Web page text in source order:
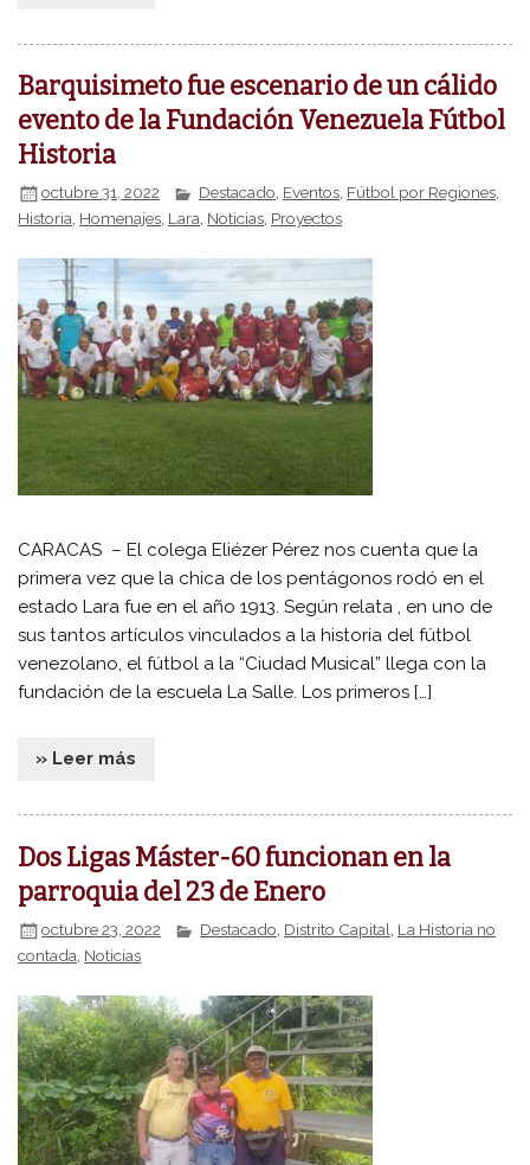
Barquisimeto fue escenario de un cálido
evento de la Fundación Venezuela Fútbol
Historia
octubre 31, 2022 Destacado, Eventos, Fútbol por Regiones,
Historia Homenajes Lara Noticias Proyectos
CARACAS – El colega Eliézer Pérez nos cuenta que la
primera vez que la chica de los pentágonos rodó en el
estado Lara fue en el año 1913. Según relata , en uno de
sus tantos artículos vinculados a la historia del fútbol
venezolano, el fútbol a la “Ciudad Musical” llega con la
fundación de la escuela La Salle. Los primeros […]
» Leer más
Dos Ligas Máster-60 funcionan en la
parroquia del 23 de Enero
octubre 23, 2022 Destacado, Distrito Capital, La Historia no
contada Noticias